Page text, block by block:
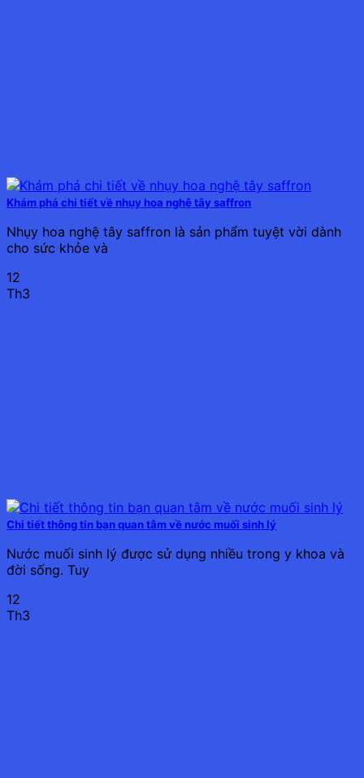
Khám phá chi tiết về nhụy hoa nghệ tây saffron
Nhụy hoa nghệ tây saffron là sản phẩm tuyệt vời dành
cho sức khỏe và
12
Th3
Chi tiết thông tin bạn quan tâm về nước muối sinh lý
Nước muối sinh lý được sử dụng nhiều trong y khoa và
đời sống. Tuy
12
Th3